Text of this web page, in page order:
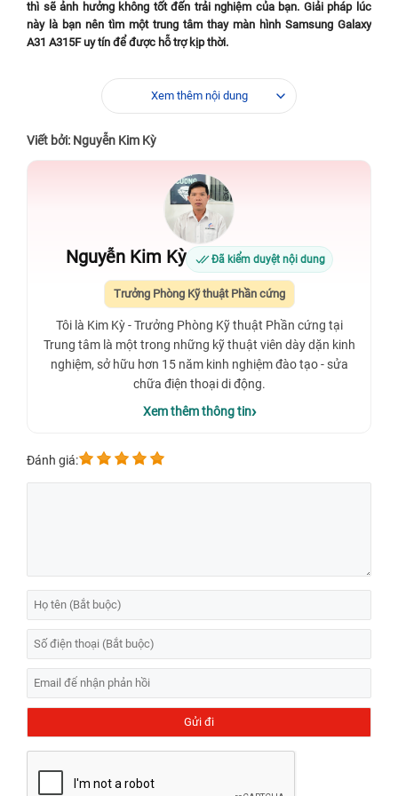
thì sẽ ảnh hưởng không tốt đến trải nghiệm của bạn. Giải pháp lúc
này là bạn nên tìm một trung tâm thay màn hình Samsung Galaxy
A31 A315F uy tín để được hỗ trợ kịp thời.
Nơi nào thay màn hình Samsung Galaxy A31
A315F chính hãng tại TPHCM?
Điểm danh các trường hợp cần thay màn hình Samsung
Sau đây là một số dấu hiệu màn hình Samsung A31 A315F bị hỏng
hóc và cần được thay thế:
hình không hiển thị nội dung cuộc gọi.
Trên màn hình xuất hiện các chấm đen không chạm được.
Xung đột các phần mềm khi tải về sẽ ảnh hưởng tới màn hình
thiết bị của bạn.
Xem thêm nội dung
Viết bởi: Nguyễn Kim Kỳ
Nguyễn Kim Kỳ Đã kiểm duyệt nội dung
Trưởng Phòng Kỹ thuật Phần cứng
Tôi là Kim Kỳ - Trưởng Phòng Kỹ thuật Phần cứng tại
Trung tâm là một trong những kỹ thuật viên dày dặn kinh
nghiệm, sở hữu hơn 15 năm kinh nghiệm đào tạo - sửa
chữa điện thoại di động.
Xem thêm thông tin
Đánh giá: